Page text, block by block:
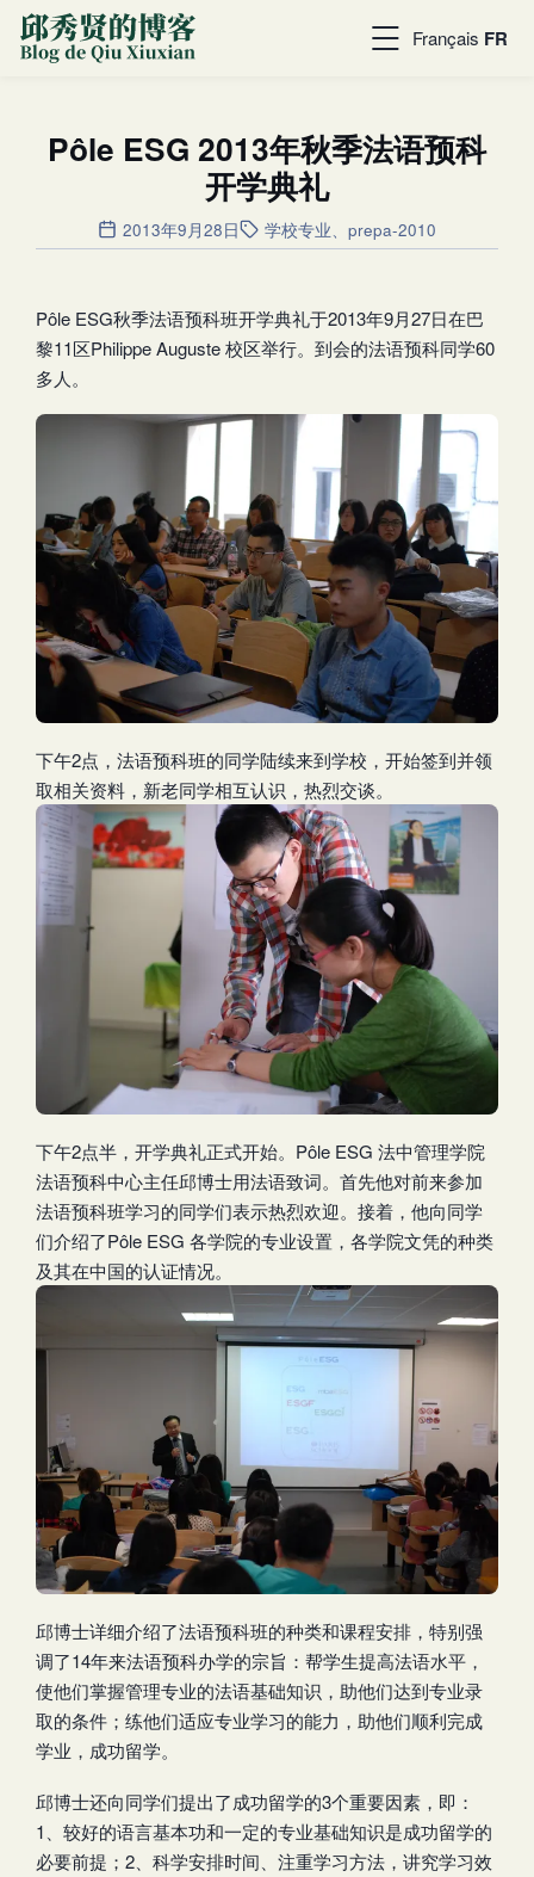
Français FR
Pôle ESG 2013年秋季法语预科
开学典礼
2013年9月28日 学校专业 、prepa-2010
Pôle ESG秋季法语预科班开学典礼于2013年9月27日在巴
黎11区Philippe Auguste 校区举行。到会的法语预科同学60
多人。
下午2点，法语预科班的同学陆续来到学校，开始签到并领
取相关资料，新老同学相互认识，热烈交谈。
下午2点半，开学典礼正式开始。Pôle ESG 法中管理学院
法语预科中心主任邱博士用法语致词。首先他对前来参加
法语预科班学习的同学们表示热烈欢迎。接着，他向同学
们介绍了Pôle ESG 各学院的专业设置，各学院文凭的种类
及其在中国的认证情况。
邱博士详细介绍了法语预科班的种类和课程安排，特别强
调了14年来法语预科办学的宗旨：帮学生提高法语水平，
使他们掌握管理专业的法语基础知识，助他们达到专业录
取的条件；练他们适应专业学习的能力，助他们顺利完成
学业，成功留学。
邱博士还向同学们提出了成功留学的3个重要因素，即：
1、较好的语言基本功和一定的专业基础知识是成功留学的
必要前提；2、科学安排时间、注重学习方法，讲究学习效